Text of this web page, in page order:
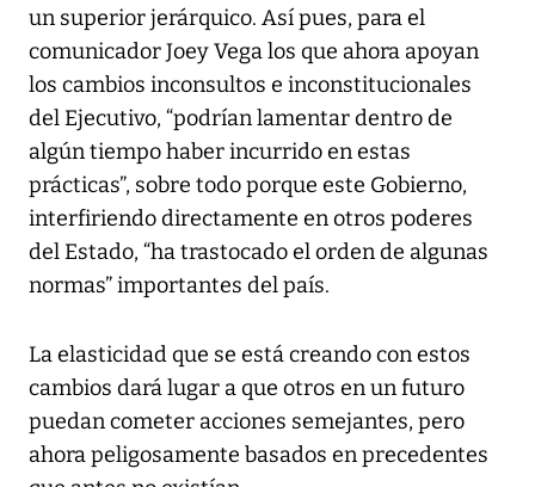
un superior jerárquico. Así pues, para el
comunicador Joey Vega los que ahora apoyan
los cambios inconsultos e inconstitucionales
del Ejecutivo, “podrían lamentar dentro de
algún tiempo haber incurrido en estas
prácticas”, sobre todo porque este Gobierno,
interfiriendo directamente en otros poderes
del Estado, “ha trastocado el orden de algunas
normas” importantes del país.
La elasticidad que se está creando con estos
cambios dará lugar a que otros en un futuro
puedan cometer acciones semejantes, pero
ahora peligosamente basados en precedentes